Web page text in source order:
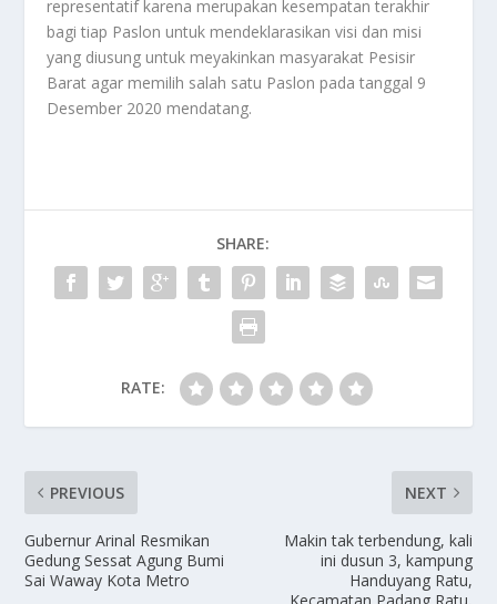
representatif karena merupakan kesempatan terakhir
bagi tiap Paslon untuk mendeklarasikan visi dan misi
yang diusung untuk meyakinkan masyarakat Pesisir
Barat agar memilih salah satu Paslon pada tanggal 9
Desember 2020 mendatang.
SHARE:
RATE:
PREVIOUS
Gubernur Arinal Resmikan
Gedung Sessat Agung Bumi
Sai Waway Kota Metro
NEXT
Makin tak terbendung, kali
ini dusun 3, kampung
Handuyang Ratu,